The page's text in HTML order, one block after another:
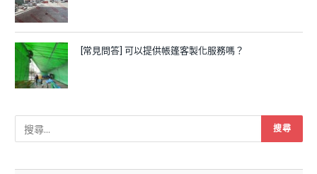
[常見問答] 可以提供帳篷客製化服務嗎？